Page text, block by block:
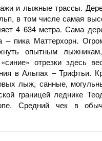
и лыжные трассы.
в том числе самая
4 634 метра. Сама
– пика Маттерхорн.
опытным
отрезки здесь
в Альпах – Трифтьи.
лыж, санные,
границей леднике
Средний чек в